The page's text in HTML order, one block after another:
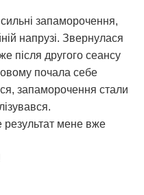
запаморочення,
напрузі. Звернулася
після другого сеансу
почала себе
запаморочення стали
результат мене вже